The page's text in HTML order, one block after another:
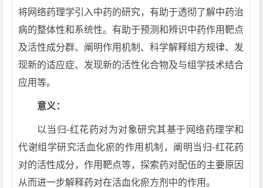
将网络药理学引入中药的研究，有助于透彻了解中药治
病的整体性和系统性。有助于预测和辨识中药作用靶点
及活性成分群、阐明作用机制、科学解释组方规律、发
现新的适应症、发现新的活性化合物及与组学技术结合
应用等。
意义：
以当归-红花药对为对象研究其基于网络药理学和
代谢组学研究活血化瘀的作用机制，阐明当归-红花药
对的活性成分，作用靶点等，探索药对配伍的主要原因
从而进一步解释药对在活血化瘀方剂中的作用。